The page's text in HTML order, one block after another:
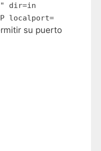
dir=in
localport=
su puerto